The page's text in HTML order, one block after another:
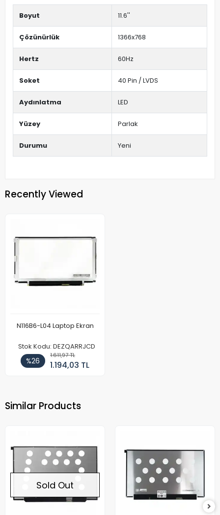
Boyut 11.6''
Çözünürlük 1366x768
Hertz 60Hz
Soket 40 Pin / LVDS
Aydınlatma LED
Yüzey Parlak
Durumu Yeni
Recently Viewed
N116B6-L04 Laptop Ekran
Stok Kodu: DEZQARRJCD
%26
1.611,97 TL
1.194,03 TL
Similar Products
Sold Out